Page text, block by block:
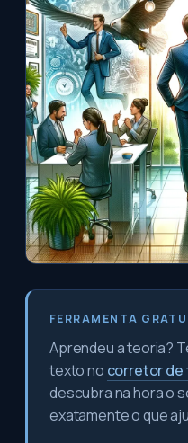
FERRAMENTA
Aprendeu a teoria?
texto no corretor de
descubra na hora o
exatamente o que